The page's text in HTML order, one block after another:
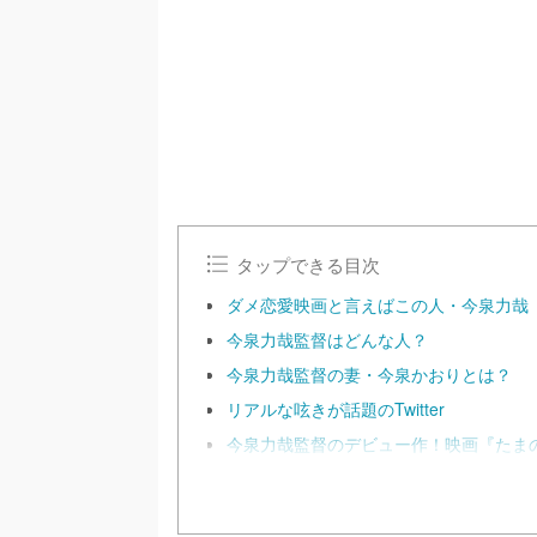
タップできる目次
ダメ恋愛映画と言えばこの人・今泉力哉
今泉力哉監督はどんな人？
今泉力哉監督の妻・今泉かおりとは？
リアルな呟きが話題のTwitter
今泉力哉監督のデビュー作！映画『たま